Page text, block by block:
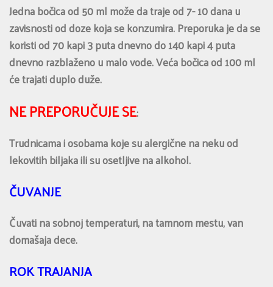
Jedna bočica od 50 ml može da traje od 7- 10 dana u
zavisnosti od doze koja se konzumira. Preporuka je da se
koristi od 70 kapi 3 puta dnevno do 140 kapi 4 puta
dnevno razblaženo u malo vode. Veća bočica od 100 ml
će trajati duplo duže.
NE PREPORUČUJE SE:
Trudnicama i osobama koje su alergične na neku od
lekovitih biljaka ili su osetljive na alkohol.
ČUVANJE
Čuvati na sobnoj temperaturi, na tamnom mestu, van
domašaja dece.
ROK TRAJANJA